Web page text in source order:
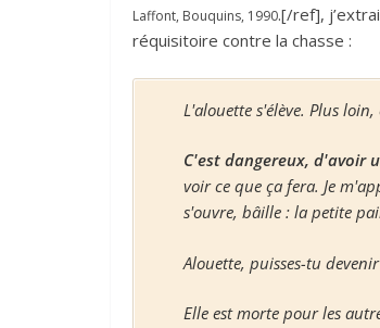
Laffont, Bouquins, 1990.[/ref],
réquisitoire contre la chasse :
L'alouette s'élève. Plus
C'est dangereux, d'avoir
voir ce que ça fera. Je
s'ouvre, bâille : la petite
Alouette, puisses-tu
Elle est morte pour les